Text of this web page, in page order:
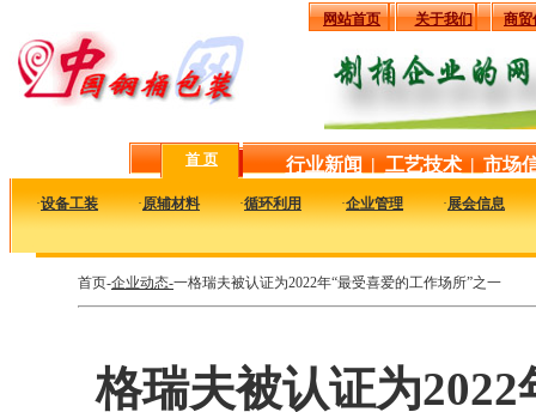
网站首页 关于我们 商贸
首 页 行业新闻 | 工艺技术 | 市场
·设备工装 ·原辅材料 ·循环利用 ·企业管理 ·展会信息
首页-企业动态-一格瑞夫被认证为2022年“最受喜爱的工作场所”之一
格瑞夫被认证为